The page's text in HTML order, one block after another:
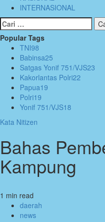
INTERNASIONAL
Cari
untuk:
Popular Tags
TNI98
Babinsa25
Satgas Yonif 751/VJS23
Kakorlantas Polri22
Papua19
Polri19
Yonif 751/VJS18
Kata Nitizen
Bahas
Kampung
1 min read
daerah
news